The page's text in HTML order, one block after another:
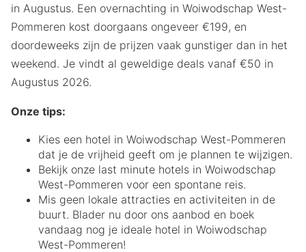
in Augustus. Een overnachting in Woiwodschap West-
Pommeren kost doorgaans ongeveer €199, en
doordeweeks zijn de prijzen vaak gunstiger dan in het
weekend. Je vindt al geweldige deals vanaf €50 in
Augustus 2026.
Onze tips:
Kies een hotel in Woiwodschap West-Pommeren
dat je de vrijheid geeft om je plannen te wijzigen.
Bekijk onze last minute hotels in Woiwodschap
West-Pommeren voor een spontane reis.
Mis geen lokale attracties en activiteiten in de
buurt. Blader nu door ons aanbod en boek
vandaag nog je ideale hotel in Woiwodschap
West-Pommeren!